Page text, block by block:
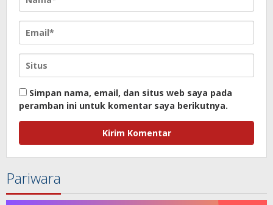
Simpan nama, email, dan situs web saya pada
peramban ini untuk komentar saya berikutnya.
Pariwara